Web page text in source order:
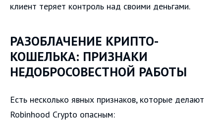
клиент теряет контроль над своими деньгами.
РАЗОБЛАЧЕНИЕ КРИПТО-
КОШЕЛЬКА: ПРИЗНАКИ
НЕДОБРОСОВЕСТНОЙ РАБОТЫ
Есть несколько явных признаков, которые делают
Robinhood Crypto опасным: